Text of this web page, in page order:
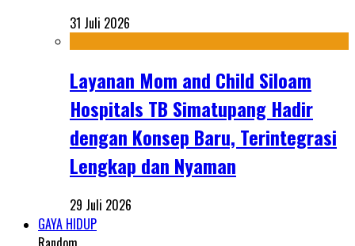
31 Juli 2026
Layanan Mom and Child Siloam
Hospitals TB Simatupang Hadir
dengan Konsep Baru, Terintegrasi
Lengkap dan Nyaman
29 Juli 2026
GAYA HIDUP